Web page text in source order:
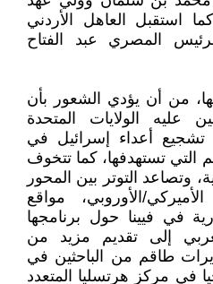
استقبل العاهل الأردني
المصري عبد الفتاح
من أن يؤدي الشعور بأن
عليه الولايات المتحدة
تشجيع أعداء إسرائيل في
التي تستهدفها، كما تتخوف
وتصاعد التوتر بين المحور
الأوروبي، مواقع
في فيينا حول برنامجها
إلى تقديم مزيد من
طاقم من الباحثين في
في مركز هرتسليا المتعدد